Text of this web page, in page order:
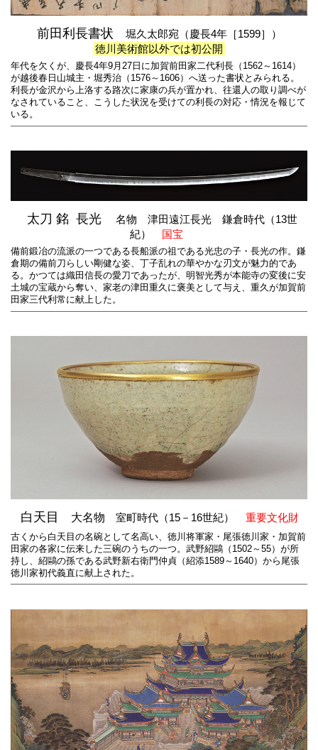
前田利長書状
堀久太郎宛（慶長4年［1599］）
徳川美術館以外では初公開
年代を欠くが、慶長4年9月27日に加賀前田家二代利長（1562～1614）
が越後春日山城主・堀秀治（1576～1606）へ送った書状とみられる。
利長が金沢から上洛する路次に家康の兵が置かれ、往還人の取り調べが
なされていること、こうした状況を受けての利長の対応・情況を報じて
いる。
太刀 銘 長光
名物 津田遠江長光 鎌倉時代（13世
紀）
国宝
備前鍛冶の流派の一つである長船派の祖である光忠の子・長光の作。鎌
倉期の備前刀らしい剛健な姿、丁子乱れの華やかな刃文が魅力的であ
る。かつては織田信長の愛刀であったが、明智光秀が本能寺の変後に安
土城の宝蔵から奪い、家老の津田重久に褒美として与え、重久が加賀前
田家三代利常に献上した。
白天目 大名物 室町時代（15－16世紀） 重要文化財
古くから白天目の名碗として名高い、徳川将軍家・尾張徳川家・加賀前
田家の各家に伝来した三碗のうちの一つ。武野紹鷗（1502～55）が所
持し、紹鷗の孫である武野新右衛門仲貞（紹添1589～1640）から尾張
徳川家初代義直に献上された。